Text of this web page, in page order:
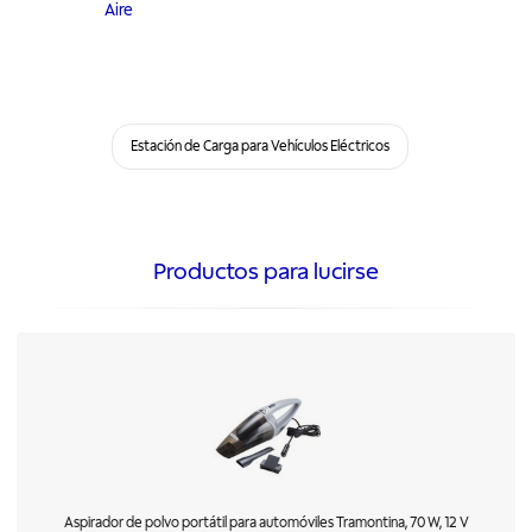
Aire
Estación de Carga para Vehículos Eléctricos
Productos para lucirse
Aspirador de polvo portátil para automóviles Tramontina, 70 W, 12 V